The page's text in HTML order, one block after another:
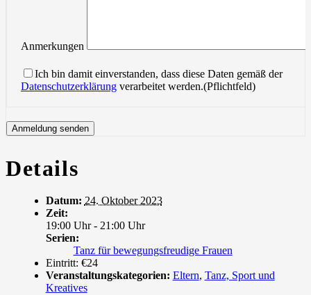
Anmerkungen
Ich bin damit einverstanden, dass diese Daten gemäß der
Datenschutzerklärung verarbeitet werden.(Pflichtfeld)
Details
Datum: 24. Oktober 2023
Zeit:
19:00 Uhr - 21:00 Uhr
Serien:
Tanz für bewegungsfreudige Frauen
Eintritt: €24
Veranstaltungskategorien: Eltern, Tanz, Sport und
Kreatives